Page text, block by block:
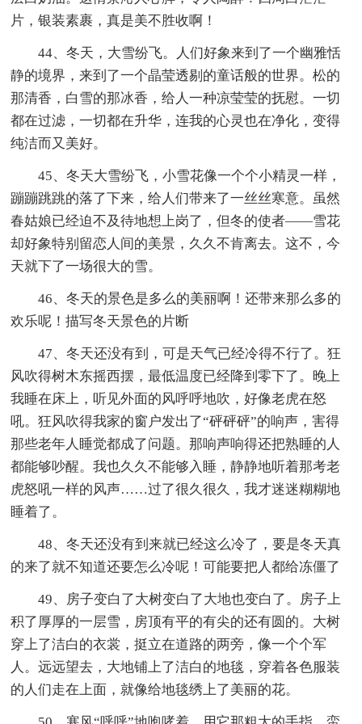
片，银装素裹，真是美不胜收啊！
44、冬天，大雪纷飞。人们好象来到了一个幽雅恬
静的境界，来到了一个晶莹透剔的童话般的世界。松的
那清香，白雪的那冰香，给人一种凉莹莹的抚慰。一切
都在过滤，一切都在升华，连我的心灵也在净化，变得
纯洁而又美好。
45、冬天大雪纷飞，小雪花像一个个小精灵一样，
蹦蹦跳跳的落了下来，给人们带来了一丝丝寒意。虽然
春姑娘已经迫不及待地想上岗了，但冬的使者——雪花
却好象特别留恋人间的美景，久久不肯离去。这不，今
天就下了一场很大的雪。
46、冬天的景色是多么的美丽啊！还带来那么多的
欢乐呢！描写冬天景色的片断
47、冬天还没有到，可是天气已经冷得不行了。狂
风吹得树木东摇西摆，最低温度已经降到零下了。晚上
我睡在床上，听见外面的风呼呼地吹，好像老虎在怒
吼。狂风吹得我家的窗户发出了“砰砰砰”的响声，害得
那些老年人睡觉都成了问题。那响声响得还把熟睡的人
都能够吵醒。我也久久不能够入睡，静静地听着那考老
虎怒吼一样的风声……过了很久很久，我才迷迷糊糊地
睡着了。
48、冬天还没有到来就已经这么冷了，要是冬天真
的来了就不知道还要怎么冷呢！可能要把人都给冻僵了
49、房子变白了大树变白了大地也变白了。房子上
积了厚厚的一层雪，房顶有平的有尖的还有圆的。大树
穿上了洁白的衣裳，挺立在道路的两旁，像一个个军
人。远远望去，大地铺上了洁白的地毯，穿着各色服装
的人们走在上面，就像给地毯绣上了美丽的花。